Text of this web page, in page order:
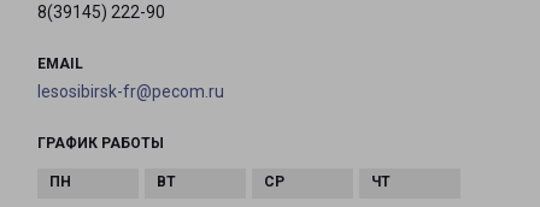
8(39145) 222-90
EMAIL
lesosibirsk-fr@pecom.ru
ГРАФИК РАБОТЫ